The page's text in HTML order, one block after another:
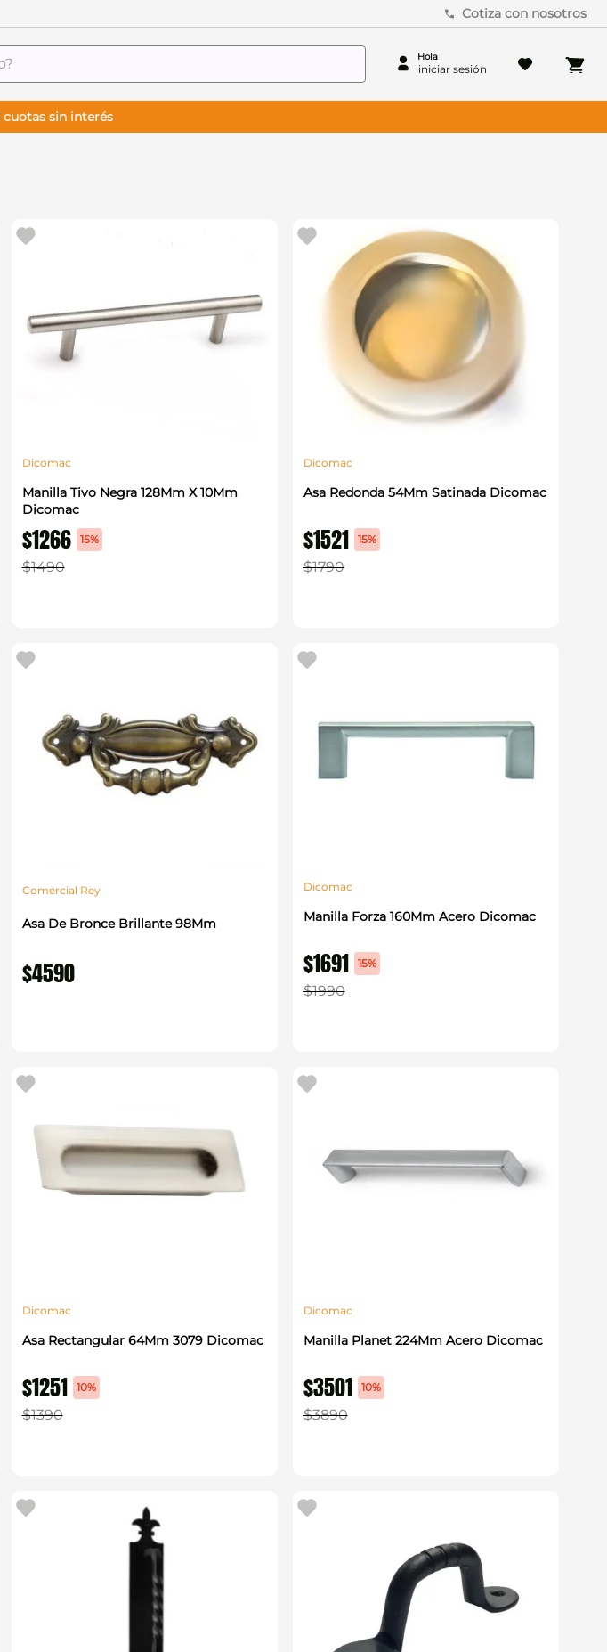
Cotiza con nosotros
sin interés
Dicomac
Manilla Tivo Negra 128Mm X 10Mm
Dicomac
$1266 15%
$1490
Dicomac
Asa Redonda 54Mm Satinada Dicomac
$1521 15%
$1790
Comercial Rey
Asa De Bronce Brillante 98Mm
$4590
Dicomac
Manilla Forza 160Mm Acero Dicomac
$1691 15%
$1990
Dicomac
Asa Rectangular 64Mm 3079 Dicomac
$1251 10%
$1390
Dicomac
Manilla Planet 224Mm Acero Dicomac
$3501 10%
$3890